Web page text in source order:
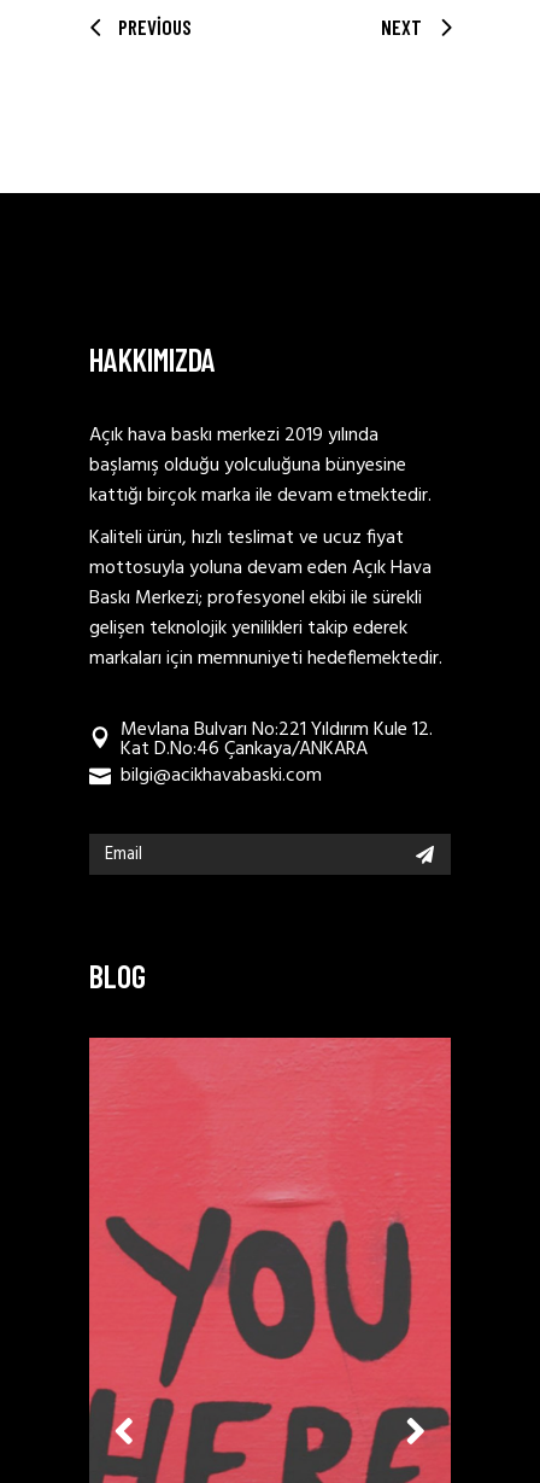
PREVIOUS NEXT
HAKKIMIZDA
Açık hava baskı merkezi 2019 yılında
başlamış olduğu yolculuğuna bünyesine
kattığı birçok marka ile devam etmektedir.
Kaliteli ürün, hızlı teslimat ve ucuz fiyat
mottosuyla yoluna devam eden Açık Hava
Baskı Merkezi; profesyonel ekibi ile sürekli
gelişen teknolojik yenilikleri takip ederek
markaları için memnuniyeti hedeflemektedir.
Mevlana Bulvarı No:221 Yıldırım Kule 12.
Kat D.No:46 Çankaya/ANKARA
bilgi@acikhavabaski.com
BLOG